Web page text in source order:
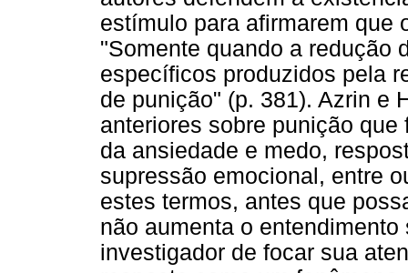
estímulo para afirmarem que
"Somente quando a redução
específicos produzidos pela
de punição" (p. 381). Azrin e
anteriores sobre punição
da ansiedade e medo,
supressão emocional, entre
estes termos, antes que
não aumenta o
investigador de focar sua